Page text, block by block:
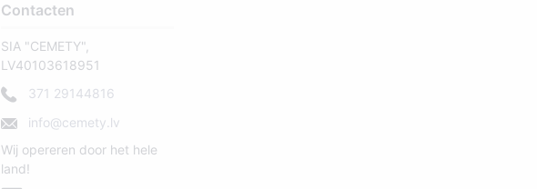
Contacten
SIA "CEMETY",
LV40103618951
371 29144816
info@cemety.lv
Wij opereren door het hele
land!